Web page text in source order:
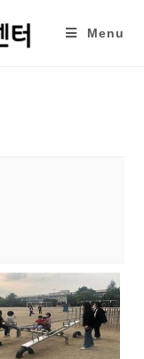
Menu